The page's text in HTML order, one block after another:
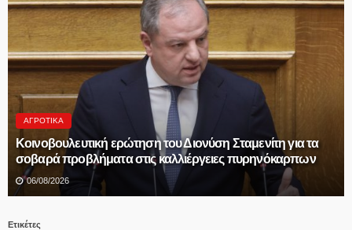
ΑΣΤΥΝΟΜΊΑ
Θρίλερ με τον θάνατο 68χρονου στις Σέρρες- Συνεχίζονται οι
έρευνες της Αστυνομίας – Κανείς ύποπτος έως τώρα
06/08/2026
Ετικέτες